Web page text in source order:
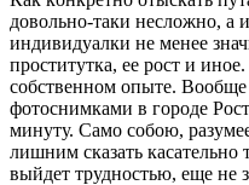
довольно-таки несложно, а
индивидуалки не менее
проститутка, ее рост и
собственном опыте.
фотоснимками в городе
минуту. Само собою,
лишним сказать касательно
выйдет трудностью, еще не